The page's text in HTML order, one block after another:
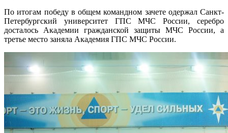
По итогам победу в общем командном зачете одержал Санкт-
Петербургский университет ГПС МЧС России, серебро
досталось Академии гражданской защиты МЧС России, а
третье место заняла Академия ГПС МЧС России.